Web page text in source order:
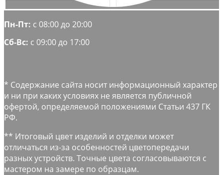
Пн-Пт: с 08:00 до 20:00
Сб-Вс: с 09:00 до 17:00
* Содержание сайта носит информационный характер
и ни при каких условиях не является публичной
офертой, определяемой положениями Статьи 437 ГК
РФ.
** Итоговый цвет изделий и отделки может
отличаться из-за особенностей цветопередачи
разных устройств. Точные цвета согласовываются с
мастером на замере по образцам.